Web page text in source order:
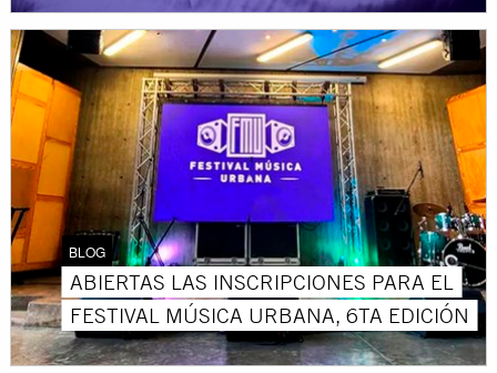
BLOG
ABIERTAS LAS INSCRIPCIONES PARA EL
FESTIVAL MÚSICA URBANA, 6TA EDICIÓN